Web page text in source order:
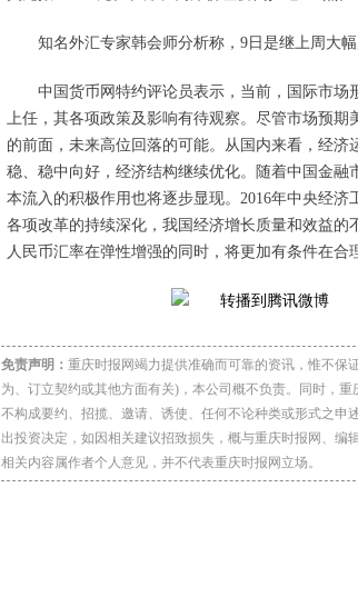
知名外汇专家韩会师分析称，9日是继上周大
中国货币网特约评论员表示，当前，国际市场
上任，其各项政策及影响有待观察。尽管市场预
的前面，未来高位回落的可能。从国内来看，经
稳、稳中向好，经济结构继续优化。随着中国金
本流入的积极作用也将逐步显现。2016年中央经
各项改革的持续深化，我国经济增长质量和效益的
人民币汇率在弹性增强的同时，将更加有条件在合
免责声明： 重庆时报网竭力提供准确而可靠的资讯，惟不保
为、订立契约或其他方面有关)，本公司概不负责。同时，
不构成要约、招揽、邀请、诱使、任何不论种类或形式之
出投资决定，如因相关建议招致损失，概与重庆时报网、
相关内容属作者个人意见，并不代表重庆时报网立场。